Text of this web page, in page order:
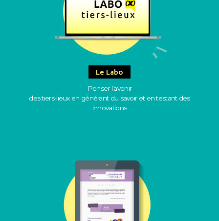
Le Labo
Penser l’avenir
des tiers-lieux en générant du savoir et en testant des
innovations